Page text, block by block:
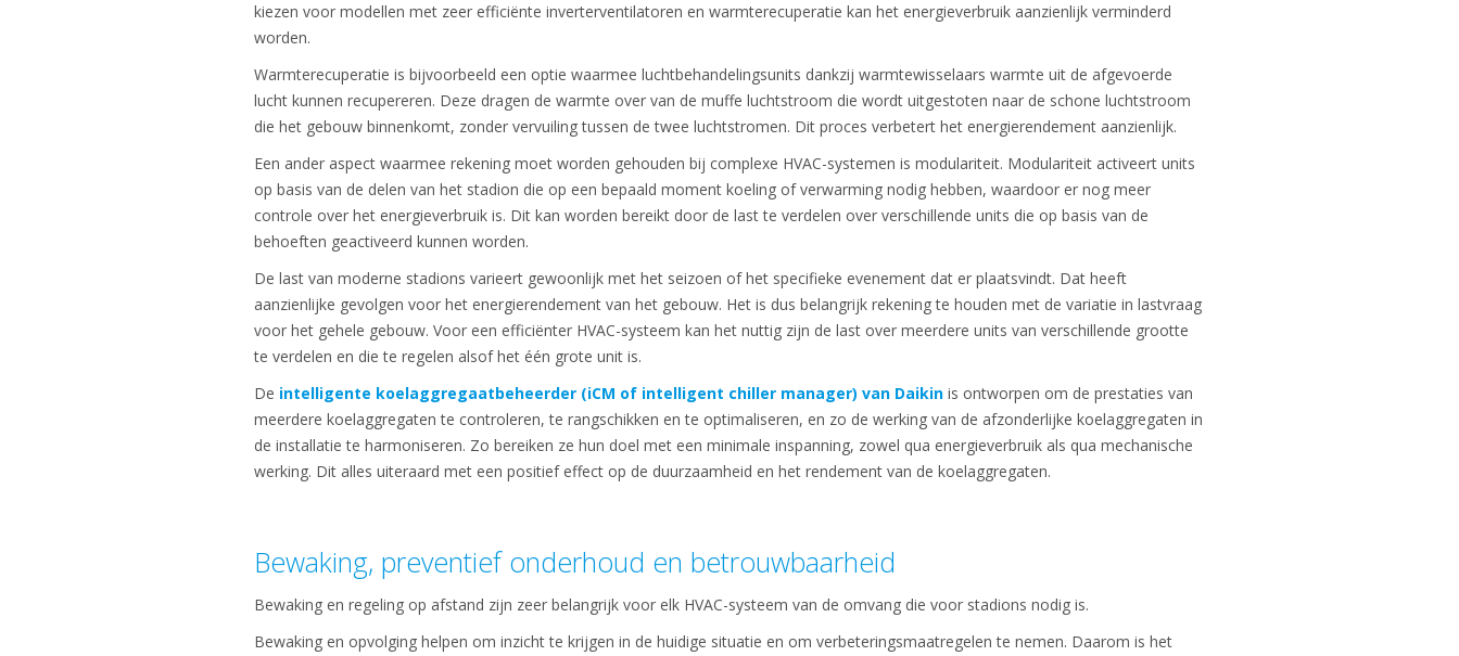
kiezen voor modellen met zeer efficiënte inverterventilatoren en warmterecuperatie kan het energieverbruik aanzienlijk verminderd
worden.
Warmterecuperatie is bijvoorbeeld een optie waarmee luchtbehandelingsunits dankzij warmtewisselaars warmte uit de afgevoerde
lucht kunnen recupereren. Deze dragen de warmte over van de muffe luchtstroom die wordt uitgestoten naar de schone luchtstroom
die het gebouw binnenkomt, zonder vervuiling tussen de twee luchtstromen. Dit proces verbetert het energierendement aanzienlijk.
Een ander aspect waarmee rekening moet worden gehouden bij complexe HVAC-systemen is modulariteit. Modulariteit activeert units
op basis van de delen van het stadion die op een bepaald moment koeling of verwarming nodig hebben, waardoor er nog meer
controle over het energieverbruik is. Dit kan worden bereikt door de last te verdelen over verschillende units die op basis van de
behoeften geactiveerd kunnen worden.
De last van moderne stadions varieert gewoonlijk met het seizoen of het specifieke evenement dat er plaatsvindt. Dat heeft
aanzienlijke gevolgen voor het energierendement van het gebouw. Het is dus belangrijk rekening te houden met de variatie in lastvraag
voor het gehele gebouw. Voor een efficiënter HVAC-systeem kan het nuttig zijn de last over meerdere units van verschillende grootte
te verdelen en die te regelen alsof het één grote unit is.
De intelligente koelaggregaatbeheerder (iCM of intelligent chiller manager) van Daikinis ontworpen om de prestaties van
meerdere koelaggregaten te controleren, te rangschikken en te optimaliseren, en zo de werking van de afzonderlijke koelaggregaten in
de installatie te harmoniseren. Zo bereiken ze hun doel met een minimale inspanning, zowel qua energieverbruik als qua mechanische
werking. Dit alles uiteraard met een positief effect op de duurzaamheid en het rendement van de koelaggregaten.
Bewaking, preventief onderhoud en betrouwbaarheid
Bewaking en regeling op afstand zijn zeer belangrijk voor elk HVAC-systeem van de omvang die voor stadions nodig is.
Bewaking en opvolging helpen om inzicht te krijgen in de huidige situatie en om verbeteringsmaatregelen te nemen. Daarom is het